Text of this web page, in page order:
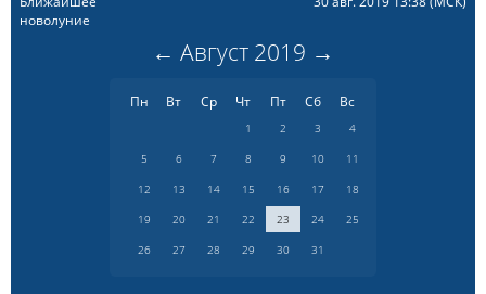
новолуние
← Август 2019 →
Пн Вт Ср Чт Пт Сб Вс
1 2 3
4
5
6 7 8 9 10
11
12
13 14 15 16 17
18
19
20 21 22 23 24
25
26
27 28 29 30 31